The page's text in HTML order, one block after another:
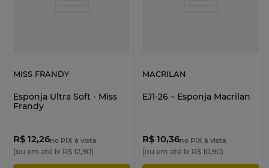
MISS FRANDY
Esponja Ultra Soft - Miss
Frandy
R$ 12,26no PIX à vista
(ou em até 1x R$ 12,90)
MACRILAN
EJ1-26 – Esponja Macrilan
R$ 10,36no PIX à vista
(ou em até 1x R$ 10,90)